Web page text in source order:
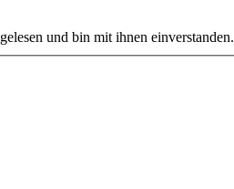
gelesen und bin mit ihnen einverstanden.